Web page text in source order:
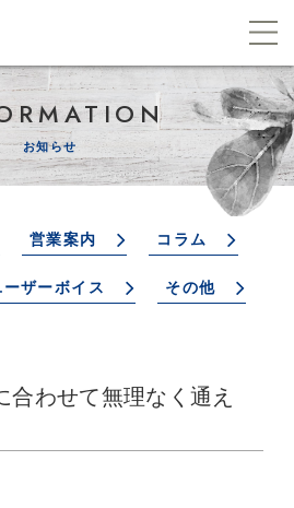
お知らせ
営業案内 コラム
ーザーボイス その他
合わせて無理なく通え